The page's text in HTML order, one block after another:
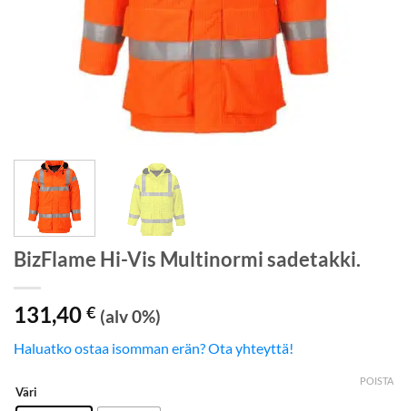
BizFlame Hi-Vis Multinormi sadetakki.
131,40 € (alv 0%)
Haluatko ostaa isomman erän? Ota yhteyttä!
Väri
POISTA